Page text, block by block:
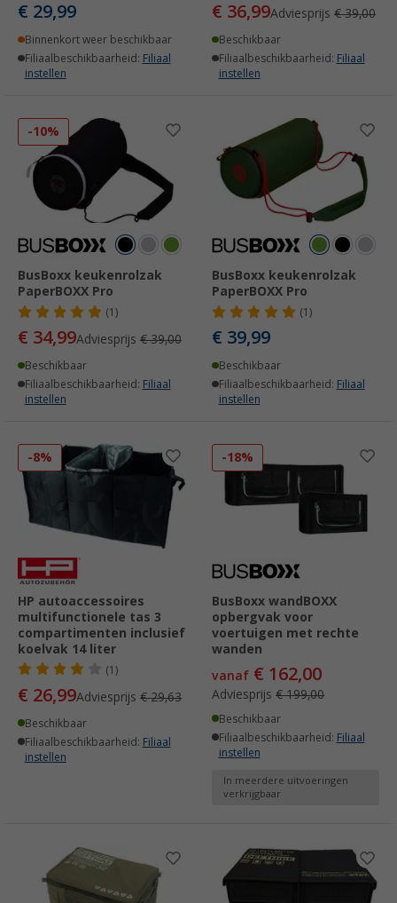
€ 29,99
Binnenkort weer beschikbaar
Filiaalbeschikbaarheid: Filiaal
instellen
€ 36,99Adviesprijs € 39,00
Beschikbaar
Filiaalbeschikbaarheid: Filiaal
instellen
-10%
BusBoxx keukenrolzak
PaperBOXX Pro
(1)
€ 34,99Adviesprijs € 39,00
Beschikbaar
Filiaalbeschikbaarheid: Filiaal
instellen
BusBoxx keukenrolzak
PaperBOXX Pro
(1)
€ 39,99
Beschikbaar
Filiaalbeschikbaarheid: Filiaal
instellen
-8%
HP autoaccessoires
multifunctionele tas 3
compartimenten inclusief
koelvak 14 liter
(1)
€ 26,99Adviesprijs € 29,63
Beschikbaar
Filiaalbeschikbaarheid: Filiaal
instellen
-18%
BusBoxx wandBOXX
opbergvak voor
voertuigen met rechte
wanden
vanaf € 162,00
Adviesprijs € 199,00
Beschikbaar
Filiaalbeschikbaarheid: Filiaal
instellen
In meerdere uitvoeringen
verkrijgbaar